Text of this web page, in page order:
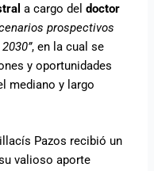
a cargo deldoctor
prospectivos
, en la cual se
y oportunidades
mediano y largo
Pazos recibió un
valioso aporte